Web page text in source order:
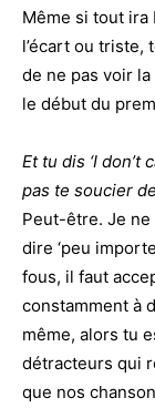
Même si tout
l’écart ou triste,
de ne pas voir
le début du
Et tu dis ‘I don’t
pas te soucier
Peut-être. Je ne
dire ‘peu
fous, il faut
constamment à
même, alors tu
détracteurs qui
que nos